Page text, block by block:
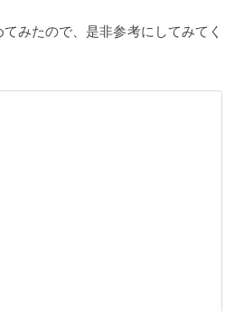
みたので、是非参考にしてみてく